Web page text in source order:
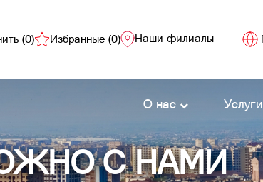
(0) Избранные (0) Наши филиалы
О нас Услуги
С НАМИ